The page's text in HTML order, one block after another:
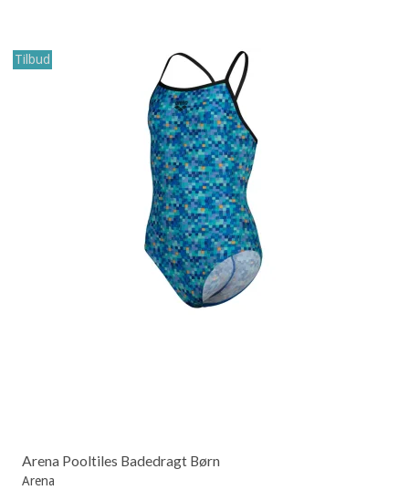
Tilbud
Arena Pooltiles Badedragt Børn
Arena